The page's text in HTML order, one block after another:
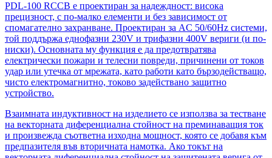
PDL-100 RCCB е проектиран за надеждност: висока
прецизност, с по-малко елементи и без зависимост от
спомагателно захранване. Проектиран за AC 50/60Hz системи,
той поддържа еднофазни 230V и трифазни 400V вериги (и по-
ниски). Основната му функция е да предотвратява
електрически пожари и телесни повреди, причинени от токов
удар или утечка от мрежата, като работи като бързодействащо,
чисто електромагнитно, токово задействано защитно
устройство.
Взаимната индуктивност на изделието се използва за тестване
на векторната диференциална стойност на преминаващия ток
и произвежда съответна изходна мощност, която се добавя към
предпазителя във вторичната намотка. Ако токът на